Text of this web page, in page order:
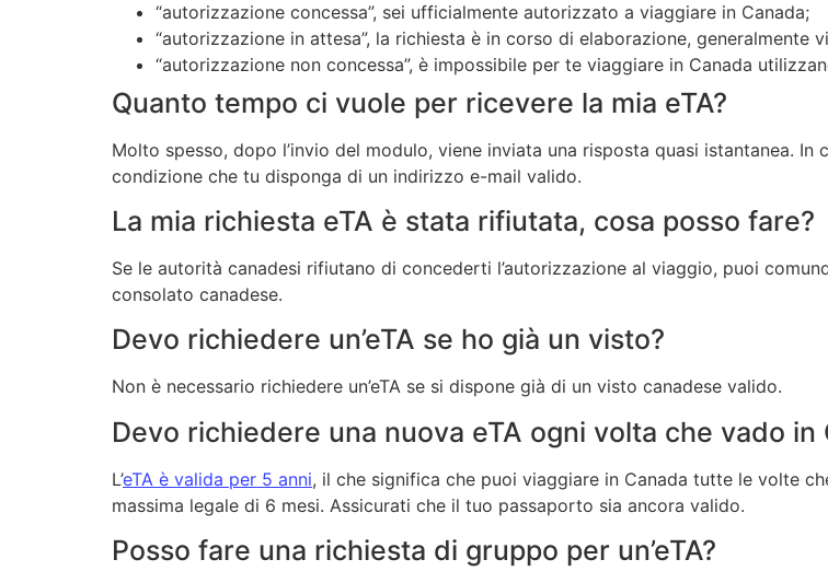
“autorizzazione concessa”, sei ufficialmente autorizzato a viaggiare in Canada;
“autorizzazione in attesa”, la richiesta è in corso di elaborazione, generalmente
“autorizzazione non concessa”, è impossibile per te viaggiare in Canada
Quanto tempo ci vuole per ricevere la mia eTA?
Molto spesso, dopo l’invio del modulo, viene inviata una risposta quasi istantanea.
condizione che tu disponga di un indirizzo e-mail valido.
La mia richiesta eTA è stata rifiutata, cosa posso fare?
Se le autorità canadesi rifiutano di concederti l’autorizzazione al viaggio, puoi
consolato canadese.
Devo richiedere un’eTA se ho già un visto?
Non è necessario richiedere un’eTA se si dispone già di un visto canadese valido.
Devo richiedere una nuova eTA ogni volta che vado in
L’eTA è valida per 5 anni, il che significa che puoi viaggiare in Canada tutte le volte
massima legale di 6 mesi. Assicurati che il tuo passaporto sia ancora valido.
Posso fare una richiesta di gruppo per un’eTA?